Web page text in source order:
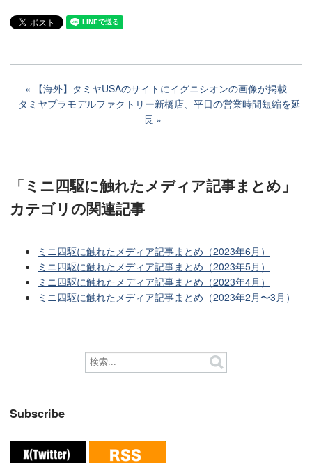
【海外】タミヤUSAのサイトにイグニシオンの画像が掲載
タミヤプラモデルファクトリー新橋店、平日の営業時間短縮を延
長
「ミニ四駆に触れたメディア記事まとめ」
カテゴリの関連記事
ミニ四駆に触れたメディア記事まとめ（2023年6月）
ミニ四駆に触れたメディア記事まとめ（2023年5月）
ミニ四駆に触れたメディア記事まとめ（2023年4月）
ミニ四駆に触れたメディア記事まとめ（2023年2月〜3月）
Subscribe